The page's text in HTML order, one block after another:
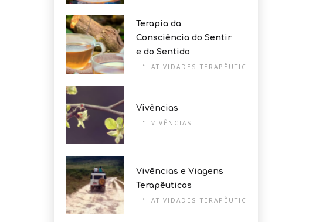
Terapia da
Consciência do Sentir
e do Sentido
ATIVIDADES TERAPÊUTICAS
Vivências
VIVÊNCIAS
Vivências e Viagens
Terapêuticas
ATIVIDADES TERAPÊUTICAS